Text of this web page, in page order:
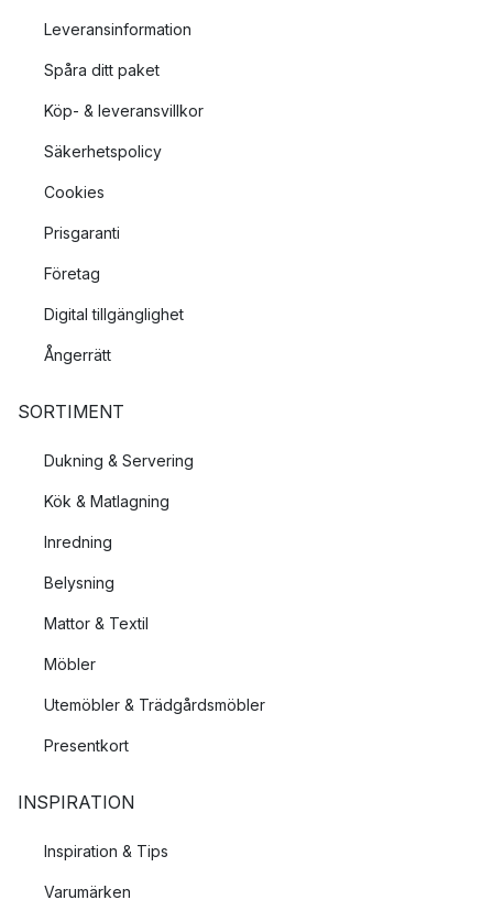
Leveransinformation
Spåra ditt paket
Köp- & leveransvillkor
Säkerhetspolicy
Cookies
Prisgaranti
Företag
Digital tillgänglighet
Ångerrätt
SORTIMENT
Dukning & Servering
Kök & Matlagning
Inredning
Belysning
Mattor & Textil
Möbler
Utemöbler & Trädgårdsmöbler
Presentkort
INSPIRATION
Inspiration & Tips
Varumärken